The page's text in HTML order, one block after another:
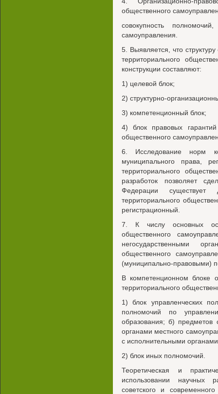
общественного
совокупность
самоуправления.
5. Выявляется, что
территориального
конструкции составляют:
1) целевой блок;
2) структурно-
3) компетенционный блок;
4) блок правовых гарантий
общественного
6. Исследование норм
муниципального права,
территориального
разработок позволяет
Федерации существует
территориального
регистрационный.
7. К числу основных
общественного
негосударственными
общественного
(муниципально-правовыми)
В компетенционном блоке
территориального
1) блок управленческих
полномочий по
образования; б) предметов
органами местного
с исполнительными
2) блок иных полномочий.
Теоретическая и
использовании научных
советского и